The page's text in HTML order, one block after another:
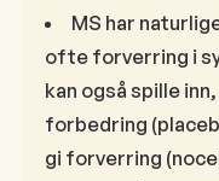
MS har
ofte forverring i
kan også spille
forbedring
gi forverring